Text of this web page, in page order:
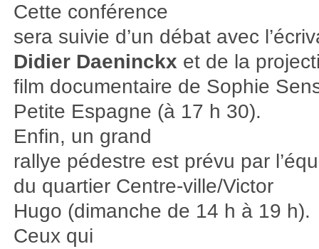
Cette conférence
sera suivie d’un débat avec
Didier Daeninckx et de la
film documentaire de Sophie
Petite Espagne (à 17 h 30).
Enfin, un grand
rallye pédestre est prévu par
du quartier Centre-ville/Victor
Hugo (dimanche de 14 h à 19 h).
Ceux qui